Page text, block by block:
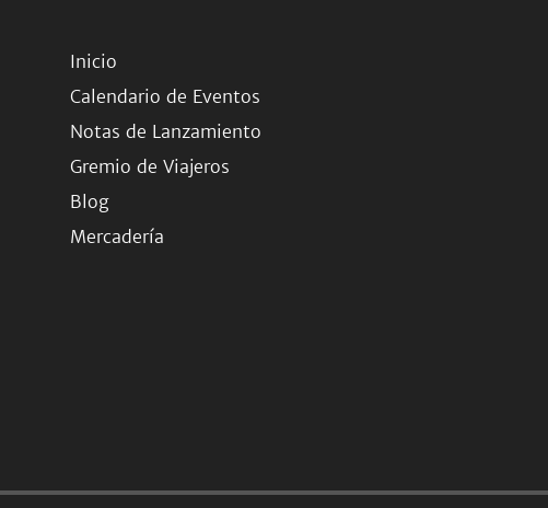
Inicio
Calendario de Eventos
Notas de Lanzamiento
Gremio de Viajeros
Blog
Mercadería